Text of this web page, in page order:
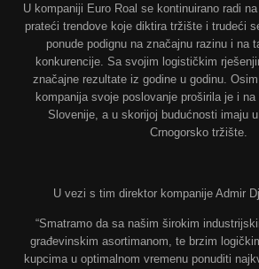
U kompaniji Euro Roal se kontinuirano radi
prateći trendove koje diktira tržište i trudeći
ponude podignu na značajnu razinu i na
konkurencije. Sa svojim logističkim
značajne rezultate iz godine u godinu.
kompanija svoje poslovanje proširila je i
Slovenije, a u skorijoj budućnosti imaju
Crnogorsko tržište.
U vezi s tim direktor kompanije Admir
“Smatramo da sa našim širokim
građevinskim asortimanom, te brzim
kupcima u optimalnom vremenu ponuditi